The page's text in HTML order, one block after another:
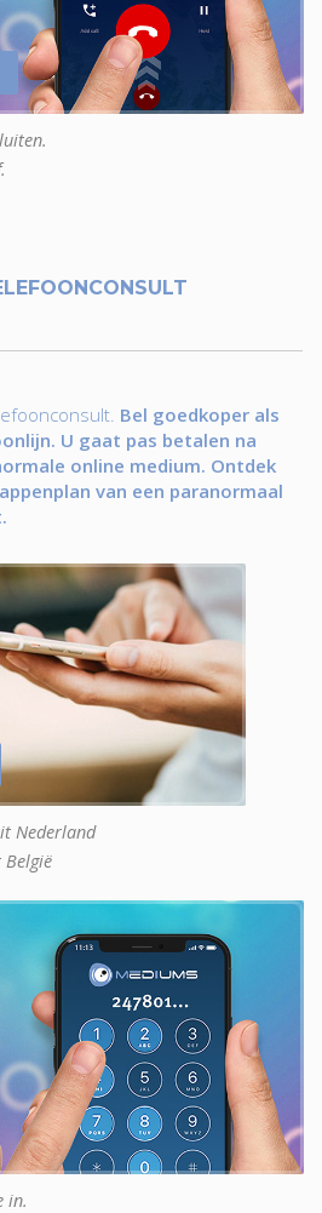
Bel goedkoper als
U gaat pas betalen na
online medium. Ontdek
van een paranormaal
Nederland
in.